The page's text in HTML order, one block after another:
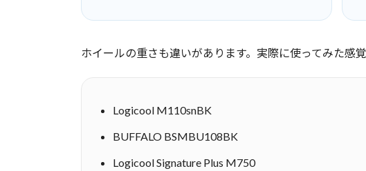
ホイールの重さも違いがあります。実際に使ってみた感
Logicool M110snBK
BUFFALO BSMBU108BK
Logicool Signature Plus M750